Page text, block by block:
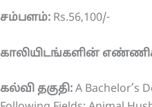
சம்பளம்: Rs.56,100/-
காலியிடங்களின்
கல்வி தகுதி: A Bachelor’s